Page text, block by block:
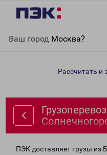
Ваш город Москва?
Солнечногорск
Рассчитать и
ПЭК доставляет грузы из